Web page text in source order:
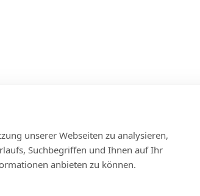
unserer Webseiten zu analysieren,
Suchbegriffen und Ihnen auf Ihr
anbieten zu können.